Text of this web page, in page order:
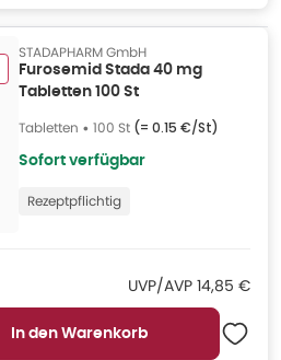
STADAPHARM GmbH
Furosemid Stada 40 mg
Tabletten 100 St
Tabletten • 100 St (= 0.15 €/St)
Sofort verfügbar
Rezeptpflichtig
UVP/AVP UVP/AVP
14,85 €
In den Warenkorb